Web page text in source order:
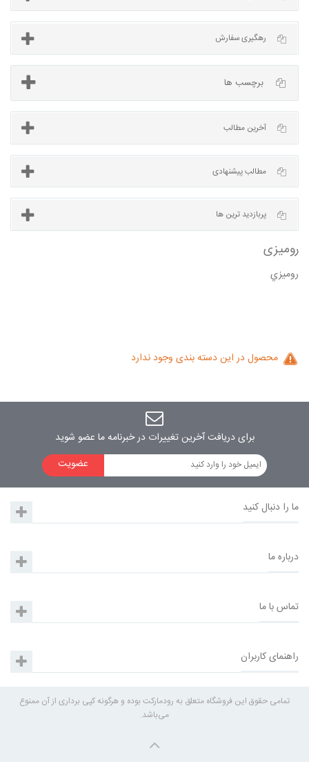
آخرین خبرها
برچسب ها
آخرین مطالب
مطالب پیشنهادی
روميزي
محصول در این دسته بندی وجود ندارد
برای دریافت آخرین تغییرات در خبرنامه ما عضو شوید
عضویت
ما را دنبال کنید
درباره ما
تماس با ما
راهنمای کاربران
تمامی حقوق این فروشگاه متعلق به رودمارکت بوده و هرگونه کپی برداری از آن ممنوع
می‌باشد.